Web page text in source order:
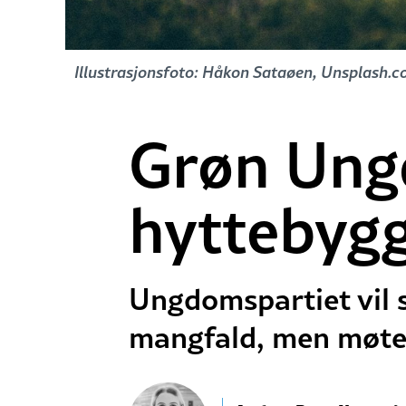
Illustrasjonsfoto: Håkon Sataøen,
Grøn
Ungdomspartiet vil
mangfald, men